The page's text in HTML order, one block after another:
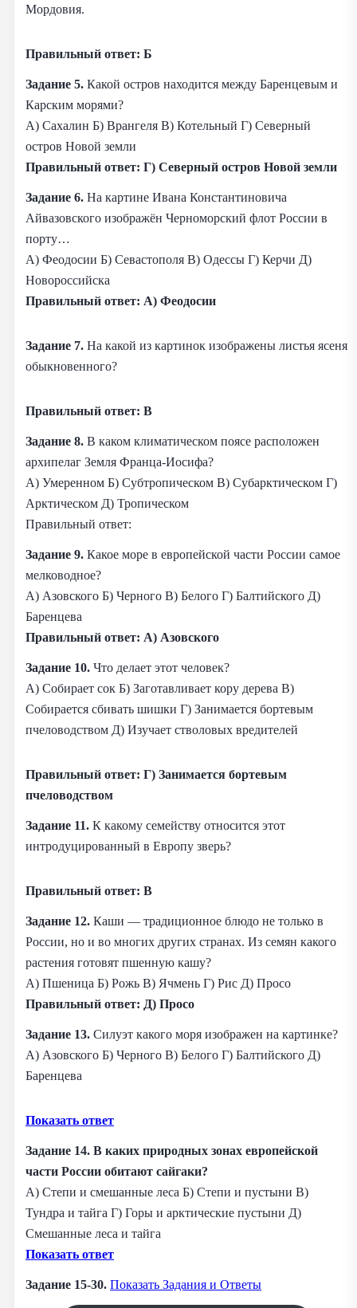
Мордовия.
Правильный ответ: Б
Задание 5. Какой остров находится между Баренцевым и
Карским морями?
А) Сахалин Б) Врангеля В) Котельный Г) Северный
остров Новой земли
Правильный ответ: Г) Северный остров Новой земли
Задание 6. На картине Ивана Константиновича
Айвазовского изображён Черноморский флот России в
порту…
А) Феодосии Б) Севастополя В) Одессы Г) Керчи Д)
Новороссийска
Правильный ответ: А) Феодосии
Задание 7. На какой из картинок изображены листья ясеня
обыкновенного?
Правильный ответ: В
Задание 8. В каком климатическом поясе расположен
архипелаг Земля Франца-Иосифа?
А) Умеренном Б) Субтропическом В) Субарктическом Г)
Арктическом Д) Тропическом
Правильный ответ:
Задание 9. Какое море в европейской части России самое
мелководное?
А) Азовского Б) Черного В) Белого Г) Балтийского Д)
Баренцева
Правильный ответ: А) Азовского
Задание 10. Что делает этот человек?
А) Собирает сок Б) Заготавливает кору дерева В)
Собирается сбивать шишки Г) Занимается бортевым
пчеловодством Д) Изучает стволовых вредителей
Правильный ответ: Г) Занимается бортевым
пчеловодством
Задание 11. К какому семейству относится этот
интродуцированный в Европу зверь?
Правильный ответ: В
Задание 12. Каши — традиционное блюдо не только в
России, но и во многих других странах. Из семян какого
растения готовят пшенную кашу?
А) Пшеница Б) Рожь В) Ячмень Г) Рис Д) Просо
Правильный ответ: Д) Просо
Задание 13. Силуэт какого моря изображен на картинке?
А) Азовского Б) Черного В) Белого Г) Балтийского Д)
Баренцева
Показать ответ
Задание 14. В каких природных зонах европейской
части России обитают сайгаки?
А) Степи и смешанные леса Б) Степи и пустыни В)
Тундра и тайга Г) Горы и арктические пустыни Д)
Смешанные леса и тайга
Показать ответ
Задание 15-30. Показать Задания и Ответы